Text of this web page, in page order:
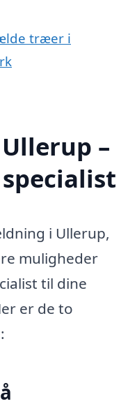
træer i
–
i Ullerup,
muligheder
til dine
er de to